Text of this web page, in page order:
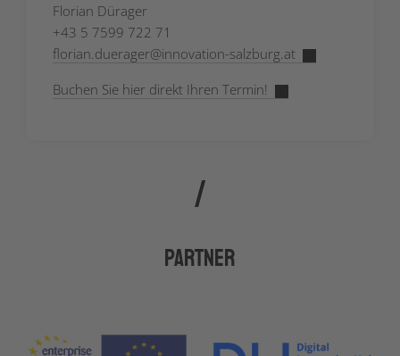
Florian Dürager
+43 5 7599 722 71
florian.duerager@innovation-salzburg.at
Buchen Sie hier direkt Ihren Termin!
Partner